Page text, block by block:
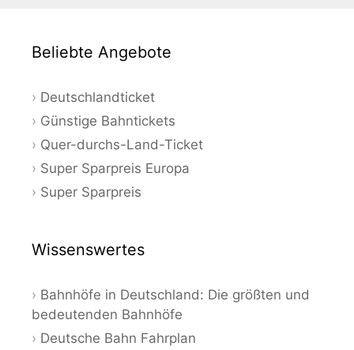
Beliebte Angebote
Deutschlandticket
Günstige Bahntickets
Quer-durchs-Land-Ticket
Super Sparpreis Europa
Super Sparpreis
Wissenswertes
Bahnhöfe in Deutschland: Die größten und
bedeutenden Bahnhöfe
Deutsche Bahn Fahrplan